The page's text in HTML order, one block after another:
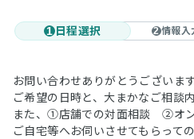
1 日程選択 2情報入
お問い合わせありがとうございます
ご希望の日時と、大まかなご相談
また、①店舗での対面相談 ②オ
ご自宅等へお伺いさせてもらって